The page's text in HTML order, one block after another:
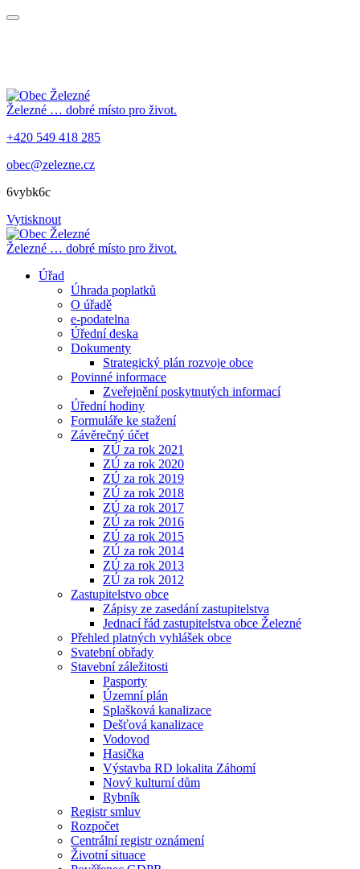
Železné … dobré místo pro život.
+420 549 418 285
obec@zelezne.cz
6vybk6c
Vytisknout
Železné … dobré místo pro život.
Úřad
Úhrada poplatků
O úřadě
e-podatelna
Úřední deska
Dokumenty
Strategický plán rozvoje obce
Povinné informace
Zveřejnění poskytnutých informací
Úřední hodiny
Formuláře ke stažení
Závěrečný účet
ZÚ za rok 2021
ZÚ za rok 2020
ZÚ za rok 2019
ZÚ za rok 2018
ZÚ za rok 2017
ZÚ za rok 2016
ZÚ za rok 2015
ZÚ za rok 2014
ZÚ za rok 2013
ZÚ za rok 2012
Zastupitelstvo obce
Zápisy ze zasedání zastupitelstva
Jednací řád zastupitelstva obce Železné
Přehled platných vyhlášek obce
Svatební obřady
Stavební záležitosti
Pasporty
Územní plán
Splašková kanalizace
Dešťová kanalizace
Vodovod
Hasička
Výstavba RD lokalita Záhomí
Nový kulturní dům
Rybník
Registr smluv
Rozpočet
Centrální registr oznámení
Životní situace